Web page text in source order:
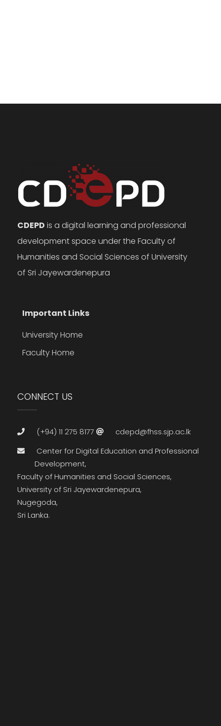
CDEPD is a digital learning and professional
development space under the Faculty of
Humanities and Social Sciences of University
of Sri Jayewardenepura
Important Links
University Home
Faculty Home
CONNECT US
(+94) 11 275 8177
cdepd@fhss.sjp.ac.lk
Center for Digital Education and Professional
Development,
Faculty of Humanities and Social Sciences,
University of Sri Jayewardenepura,
Nugegoda,
Sri Lanka.